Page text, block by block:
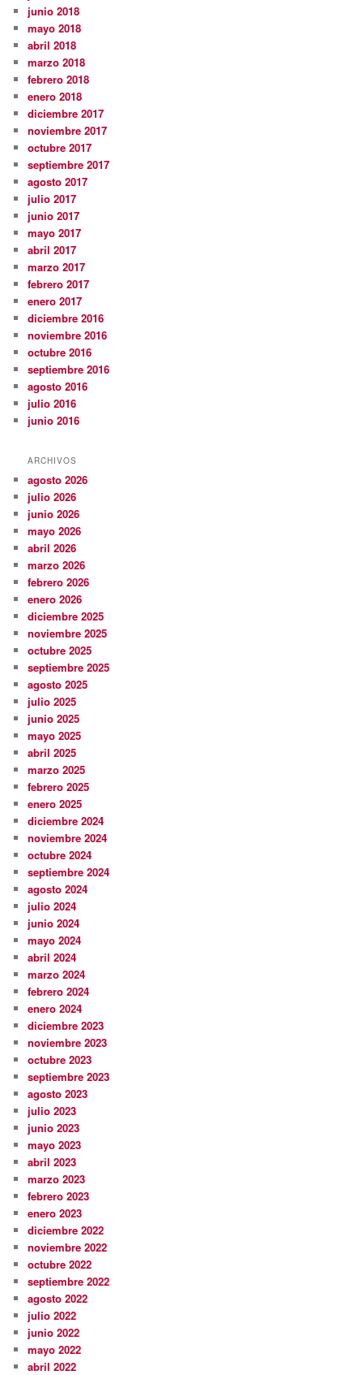
junio 2018
mayo 2018
abril 2018
marzo 2018
febrero 2018
enero 2018
diciembre 2017
noviembre 2017
octubre 2017
septiembre 2017
agosto 2017
julio 2017
junio 2017
mayo 2017
abril 2017
marzo 2017
febrero 2017
enero 2017
diciembre 2016
noviembre 2016
octubre 2016
septiembre 2016
agosto 2016
julio 2016
junio 2016
ARCHIVOS
agosto 2026
julio 2026
junio 2026
mayo 2026
abril 2026
marzo 2026
febrero 2026
enero 2026
diciembre 2025
noviembre 2025
octubre 2025
septiembre 2025
agosto 2025
julio 2025
junio 2025
mayo 2025
abril 2025
marzo 2025
febrero 2025
enero 2025
diciembre 2024
noviembre 2024
octubre 2024
septiembre 2024
agosto 2024
julio 2024
junio 2024
mayo 2024
abril 2024
marzo 2024
febrero 2024
enero 2024
diciembre 2023
noviembre 2023
octubre 2023
septiembre 2023
agosto 2023
julio 2023
junio 2023
mayo 2023
abril 2023
marzo 2023
febrero 2023
enero 2023
diciembre 2022
noviembre 2022
octubre 2022
septiembre 2022
agosto 2022
julio 2022
junio 2022
mayo 2022
abril 2022